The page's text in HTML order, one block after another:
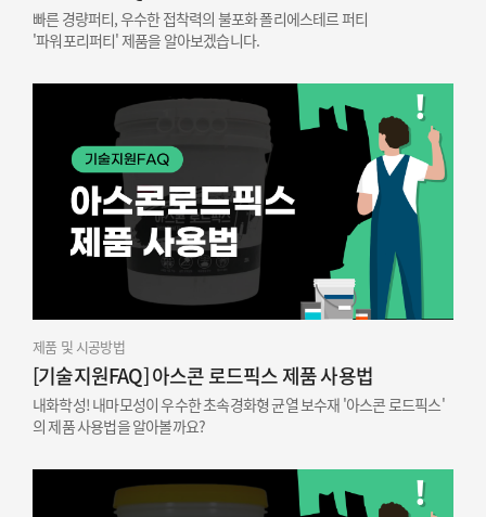
빠른 경량퍼티, 우수한 접착력의 불포화 폴리에스테르 퍼티
'파워포리퍼티' 제품을 알아보겠습니다.
제품 및 시공방법
[기술지원FAQ] 아스콘 로드픽스 제품 사용법
내화학성! 내마모성이 우수한 초속경화형 균열 보수재 '아스콘 로드픽스'
의 제품 사용법을 알아볼까요?